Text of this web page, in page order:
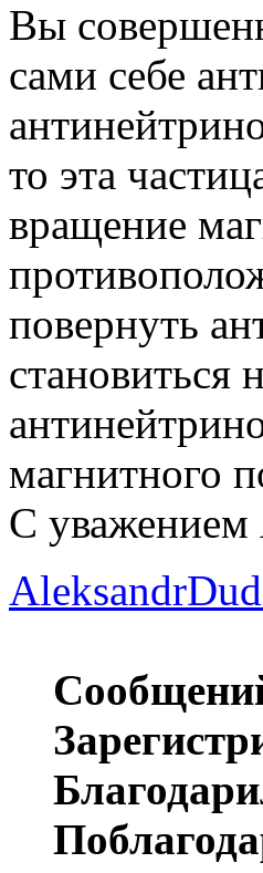
Вы
сами себе
то эта
вращение
повернуть
становиться
магнитного
С